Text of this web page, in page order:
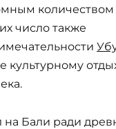
число также
культурному
на Бали ради